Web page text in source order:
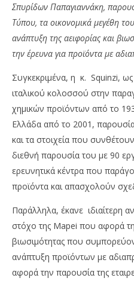
NOW
Mapei: Με εντυπωσιακά
επενδύσεις 29,5 εκατ.
pressroom
Σπυρίδων Παπαγιαννάκη,
Τύπου, τα οικονομικά μεγέθη
ανάπτυξη της αειφορίας και
την έρευνα για προϊόντα με
Συγκεκριμένα, η κ. Squinzi,
ιταλικού κολοσσού στην
χημικών προϊόντων από το
Ελλάδα από το 2001,
και τα στοιχεία που
διεθνή παρουσία του με 90
ερευνητικά κέντρα που
προϊόντα και απασχολούν
Παράλληλα, έκανε ιδιαίτερη
στόχο της Mapei που αφορά
βιωσιμότητας που
ανάπτυξη προϊόντων με
αφορά την παρουσία της